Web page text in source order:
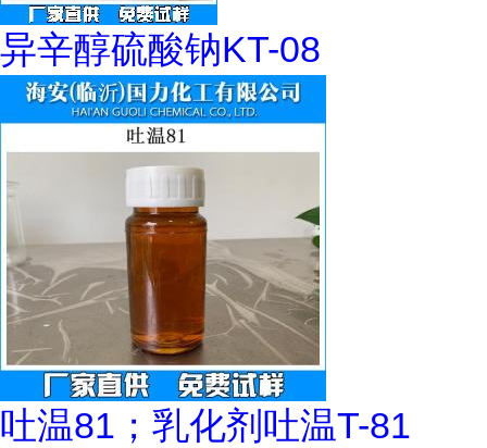
异辛醇硫酸钠KT-08
吐温81；乳化剂吐温T-81